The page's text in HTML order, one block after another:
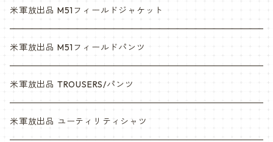
6c
デザート
デザートマーパット
ABU
3c
6c
デザート
デザートマーパット
米軍放出品 M51フィールドジャケット
米軍放出品 M51フィールドパンツ
米軍放出品 TROUSERS/パンツ
米軍放出品 ユーティリティシャツ